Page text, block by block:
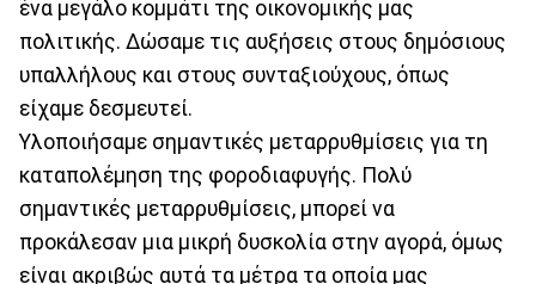
ένα μεγάλο κομμάτι της οικονομικής μας
πολιτικής. Δώσαμε τις αυξήσεις στους δημόσιους
υπαλλήλους και στους συνταξιούχους, όπως
είχαμε δεσμευτεί.
Υλοποιήσαμε σημαντικές μεταρρυθμίσεις για τη
καταπολέμηση της φοροδιαφυγής. Πολύ
σημαντικές μεταρρυθμίσεις, μπορεί να
προκάλεσαν μια μικρή δυσκολία στην αγορά, όμως
είναι ακριβώς αυτά τα μέτρα τα οποία μας